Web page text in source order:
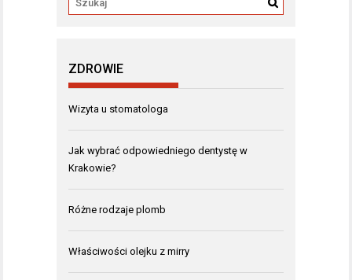
ZDROWIE
Wizyta u stomatologa
Jak wybrać odpowiedniego dentystę w
Krakowie?
Różne rodzaje plomb
Właściwości olejku z mirry